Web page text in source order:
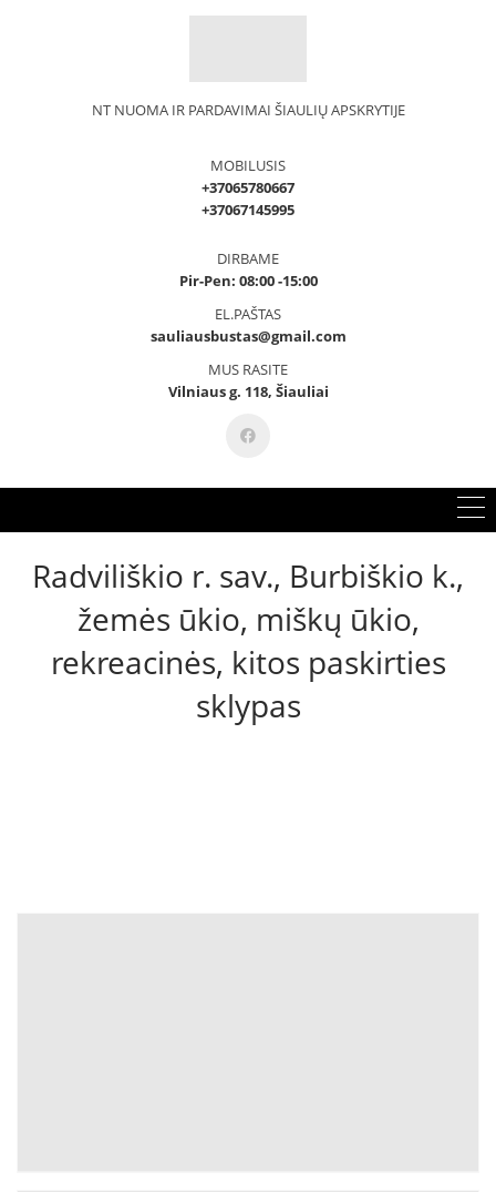
NT NUOMA IR PARDAVIMAI ŠIAULIŲ APSKRYTIJE
MOBILUSIS
+37065780667
+37067145995
DIRBAME
Pir-Pen: 08:00 -15:00
EL.PAŠTAS
sauliausbustas@gmail.com
MUS RASITE
Vilniaus g. 118, Šiauliai
Radviliškio r. sav., Burbiškio k.,
žemės ūkio, miškų ūkio,
rekreacinės, kitos paskirties
sklypas